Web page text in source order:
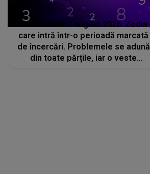
HOROSCOP 7 august 2026. Zodia
care intră într-o perioadă marcată
de încercări. Problemele se adună
din toate părțile, iar o veste